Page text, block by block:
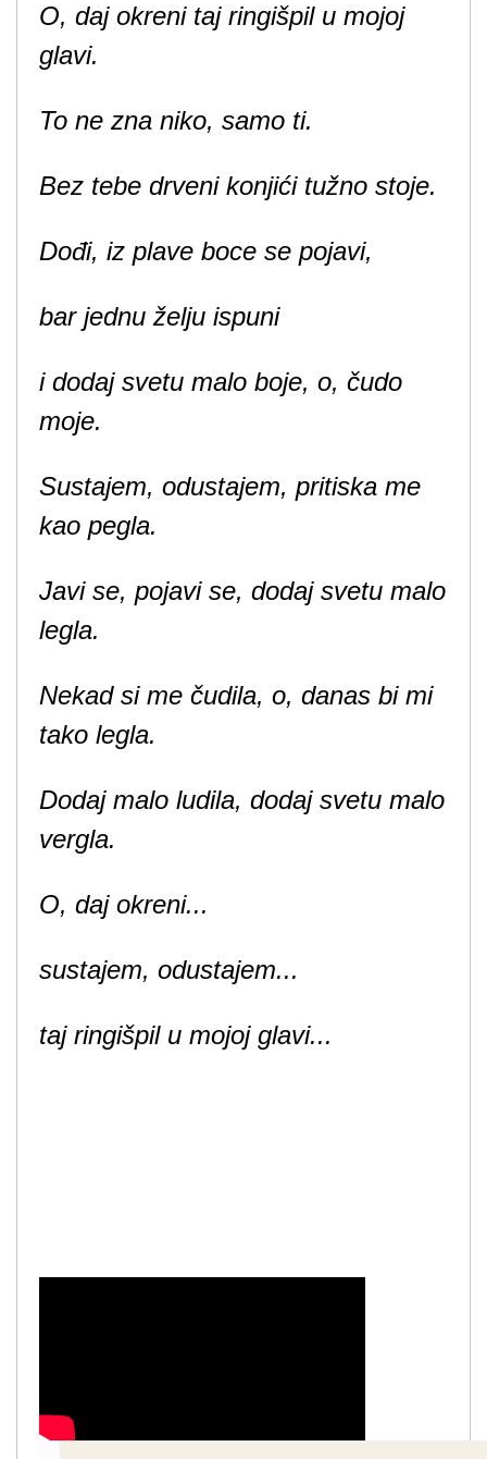
O, daj okreni taj ringišpil u mojoj
glavi.
To ne zna niko, samo ti.
Bez tebe drveni konjići tužno stoje.
Dođi, iz plave boce se pojavi,
bar jednu želju ispuni
i dodaj svetu malo boje, o, čudo
moje.
Sustajem, odustajem, pritiska me
kao pegla.
Javi se, pojavi se, dodaj svetu malo
legla.
Nekad si me čudila, o, danas bi mi
tako legla.
Dodaj malo ludila, dodaj svetu malo
vergla.
O, daj okreni...
sustajem, odustajem...
taj ringišpil u mojoj glavi...